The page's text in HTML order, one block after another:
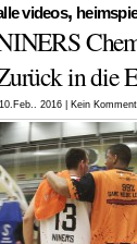
videos,
in die
2016 | Kein